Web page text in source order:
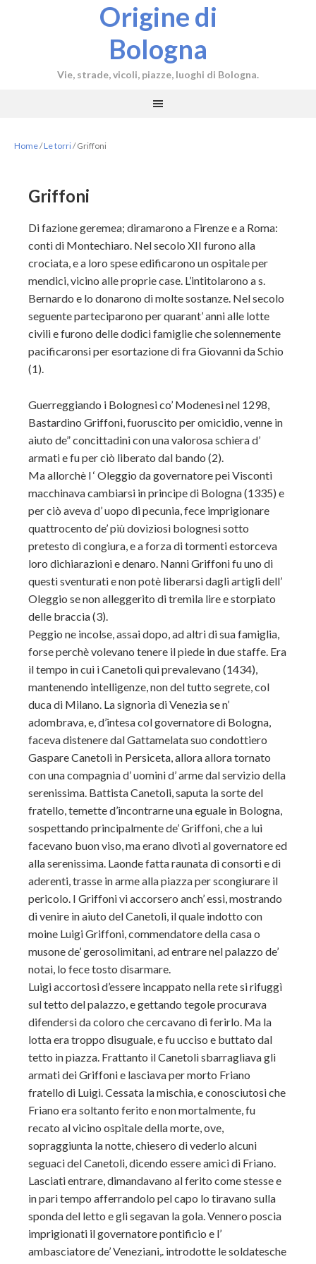
Origine di
Bologna
Vie, strade, vicoli, piazze, luoghi di Bologna.
Home/Le torri/Griffoni
Griffoni
Di fazione geremea; diramarono a Firenze e a Roma:
conti di Montechiaro. Nel secolo XII furono alla
crociata, e a loro spese edificarono un ospitale per
mendici, vicino alle proprie case. L’intitolarono a s.
Bernardo e lo donarono di molte sostanze. Nel secolo
seguente parteciparono per quarant’ anni alle lotte
civili e furono delle dodici famiglie che solennemente
pacificaronsi per esortazione di fra Giovanni da Schio
(1).
Guerreggiando i Bolognesi co’ Modenesi nel 1298,
Bastardino Griffoni, fuoruscito per omicidio, venne in
aiuto de” concittadini con una valorosa schiera d’
armati e fu per ciò liberato dal bando (2).
Ma allorchè l ‘ Oleggio da governatore pei Visconti
macchinava cambiarsi in principe di Bologna (1335) e
per ciò aveva d’ uopo di pecunia, fece imprigionare
quattrocento de’ più doviziosi bolognesi sotto
pretesto di congiura, e a forza di tormenti estorceva
loro dichiarazioni e denaro. Nanni Griffoni fu uno di
questi sventurati e non potè liberarsi dagli artigli dell’
Oleggio se non alleggerito di tremila lire e storpiato
delle braccia (3).
Peggio ne incolse, assai dopo, ad altri di sua famiglia,
forse perchè volevano tenere il piede in due staffe. Era
il tempo in cui i Canetoli qui prevalevano (1434),
mantenendo intelligenze, non del tutto segrete, col
duca di Milano. La signorìa di Venezia se n’
adombrava, e, d’intesa col governatore di Bologna,
faceva distenere dal Gattamelata suo condottiero
Gaspare Canetoli in Persiceta, allora allora tornato
con una compagnia d’ uomini d’ arme dal servizio della
serenissima. Battista Canetoli, saputa la sorte del
fratello, temette d’incontrarne una eguale in Bologna,
sospettando principalmente de’ Griffoni, che a lui
facevano buon viso, ma erano divoti al governatore ed
alla serenissima. Laonde fatta raunata di consorti e di
aderenti, trasse in arme alla piazza per scongiurare il
pericolo. I Griffoni vi accorsero anch’ essi, mostrando
di venire in aiuto del Canetoli, il quale indotto con
moine Luigi Griffoni, commendatore della casa o
musone de’ gerosolimitani, ad entrare nel palazzo de’
notai, lo fece tosto disarmare.
Luigi accortosi d’essere incappato nella rete si rifuggì
sul tetto del palazzo, e gettando tegole procurava
difendersi da coloro che cercavano di ferirlo. Ma la
lotta era troppo disuguale, e fu ucciso e buttato dal
tetto in piazza. Frattanto il Canetoli sbarragliava gli
armati dei Griffoni e lasciava per morto Friano
fratello di Luigi. Cessata la mischia, e conosciutosi che
Friano era soltanto ferito e non mortalmente, fu
recato al vicino ospitale della morte, ove,
sopraggiunta la notte, chiesero di vederlo alcuni
seguaci del Canetoli, dicendo essere amici di Friano.
Lasciati entrare, dimandavano al ferito come stesse e
in pari tempo afferrandolo pel capo lo tiravano sulla
sponda del letto e gli segavan la gola. Vennero poscia
imprigionati il governatore pontificio e l’
ambasciatore de’ Veneziani,. introdotte le soldatesche